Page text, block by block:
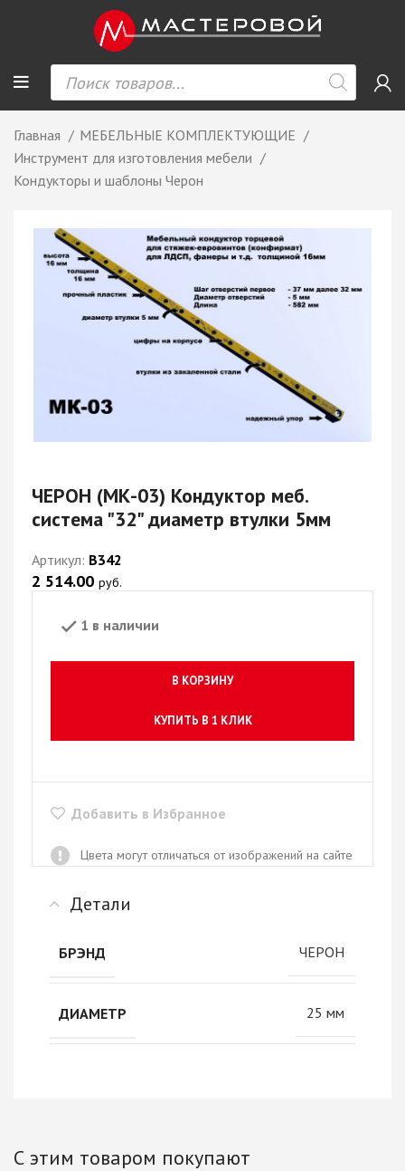
Главная
МЕБЕЛЬНЫЕ КОМПЛЕКТУЮЩИЕ
Инструмент для изготовления мебели
Кондукторы и шаблоны Черон
ЧЕРОН (МК-03) Кондуктор меб.
система "32" диаметр втулки 5мм
Артикул: В342
2 514.00 руб.
1 в наличии
В КОРЗИНУ
КУПИТЬ В 1 КЛИК
Добавить в Избранное
Цвета могут отличаться от изображений на сайте
Детали
БРЭНД ЧЕРОН
ДИАМЕТР 25 мм
С этим товаром покупают